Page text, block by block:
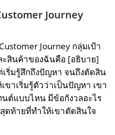
Journey
Journey กลุ่มเป้า
สินค้าของฉันคือ [อธิบาย]
ริ่มรู้สึกถึงปัญหา จนถึงตัดสิน
ขาเริ่มรู้ตัวว่าเป็นปัญหา เขา
ต์แบบไหน มีข้อกังวลอะไร
ดท้ายที่ทำให้เขาตัดสินใจ